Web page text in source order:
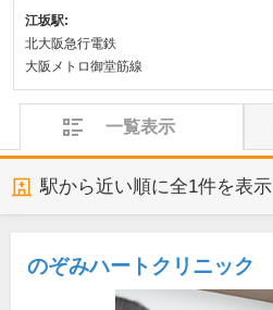
江坂駅:
北大阪急行電鉄
大阪メトロ御堂筋線
一覧表示
駅から近い順に全1件を表示
のぞみハートクリニック